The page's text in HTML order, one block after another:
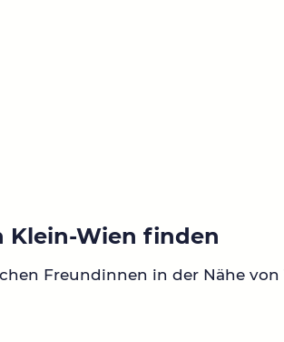
Klein-Wien finden
Freundinnen in der Nähe von